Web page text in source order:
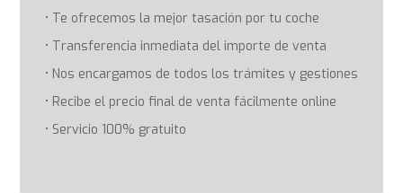
Te ofrecemos la mejor tasación por tu coche
Transferencia inmediata del importe de venta
Nos encargamos de todos los trámites y gestiones
Recibe el precio final de venta fácilmente online
Servicio 100% gratuito